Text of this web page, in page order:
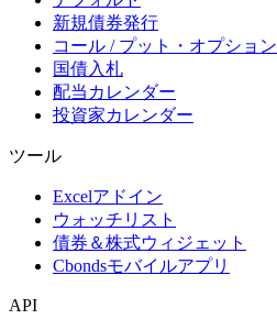
新規債券発行
コール / プット・オプション
国債入札
配当カレンダー
投資家カレンダー
ツール
Excelアドイン
ウォッチリスト
債券＆株式ウィジェット
Cbondsモバイルアプリ
API